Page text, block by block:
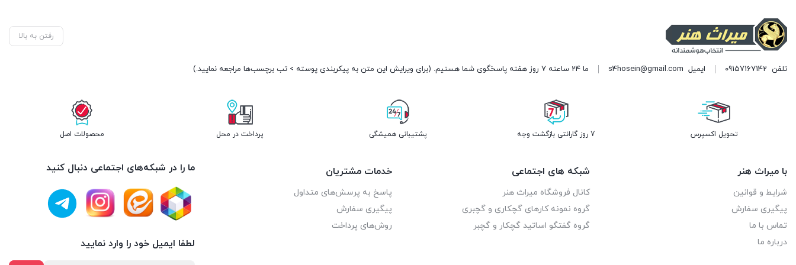
رفتن به بالا
تلفن 09157167142 ایمیل s4hosein@gmail.com ما 24 ساعته 7 روز هفته پاسخگوی شما هستیم. (برای ویرایش این متن به پیکربندی پوسته > تب برچسب‌ها مراجعه نمایید.)
تحویل اکسپرس 7 روز گارانتی بازگشت وجه پشتیبانی همیشگی پرداخت در محل محصولات اصل
با میراث هنر
شرایط و قوانین
پیگیری سفارش
تماس با ما
درباره ما
شبکه های اجتماعی
کانال فروشگاه میراث هنر
گروه نمونه کارهای گچکاری و گچبری
گروه گفتگو اساتید گچکار و گچبر
خدمات مشتریان
پاسخ به پرسش‌های متداول
پیگیری سفارش
روش‌های پرداخت
ما را در شبکه‌های اجتماعی دنبال کنید
لطفا ایمیل خود را وارد نمایید